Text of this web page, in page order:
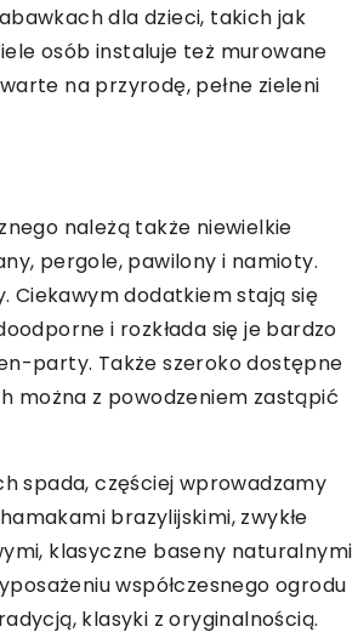
dla dzieci, takich jak
osób instaluje też murowane
na przyrodę, pełne zieleni
należą także niewielkie
pergole, pawilony i namioty.
Ciekawym dodatkiem stają się
i rozkłada się je bardzo
party. Także szeroko dostępne
można z powodzeniem zastąpić
spada, częściej wprowadzamy
brazylijskimi, zwykłe
klasyczne baseny naturalnymi
współczesnego ogrodu
klasyki z oryginalnością.